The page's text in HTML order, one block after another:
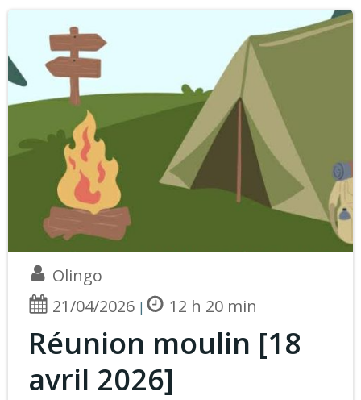
Olingo
21/04/2026 | 12 h 20 min
Réunion moulin [18
avril 2026]